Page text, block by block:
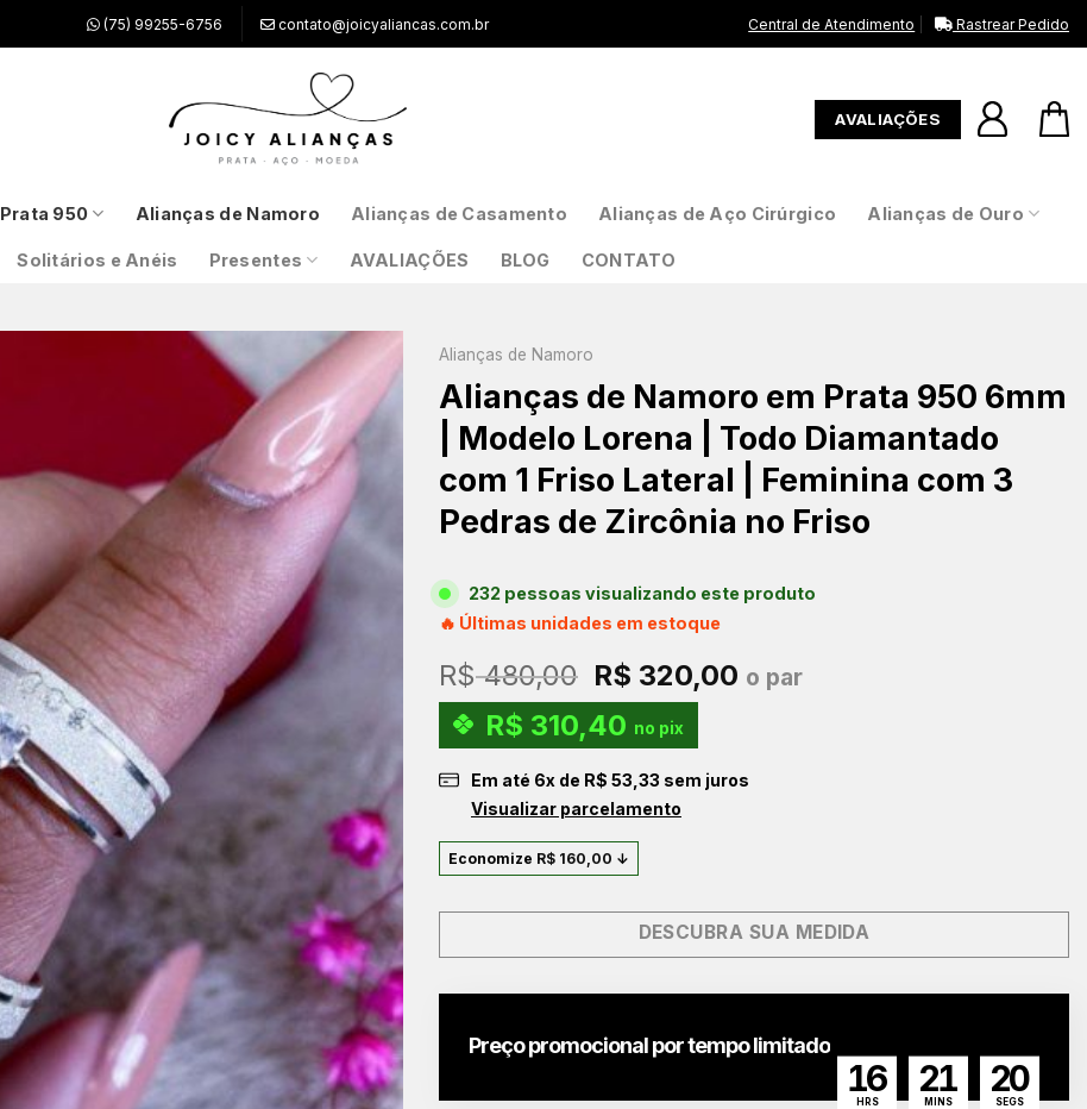
(75) 99255-6756 contato@joicyaliancas.com.br Central de Atendimento Rastrear Pedido
AVALIAÇÕES
Prata 950 Alianças de Namoro Alianças de Casamento Alianças de Aço Cirúrgico Alianças de Ouro
Solitários e Anéis Presentes AVALIAÇÕES BLOG CONTATO
Alianças de Namoro
Alianças de Namoro em Prata 950 6mm
| Modelo Lorena | Todo Diamantado
com 1 Friso Lateral | Feminina com 3
Pedras de Zircônia no Friso
232 pessoas visualizando este produto
🔥 Últimas unidades em estoque
R$480,00 O
preço
original
era:
R$ 480,00.
R$ 320,00 O
R$ 320,00.
o par
R$ 310,40 no pix
Em até 6x de R$ 53,33 sem juros
Visualizar parcelamento
Economize R$ 160,00 ↓
DESCUBRA SUA MEDIDA
Preço promocional por tempo limitado
16
HRS
21
MINS
19
SEGS